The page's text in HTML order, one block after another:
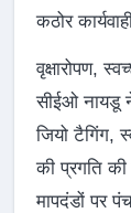
कठोर
वृक्षारोपण,
सीईओ नायडू
जियो टैगिंग,
की प्रगति की
मापदंडों पर